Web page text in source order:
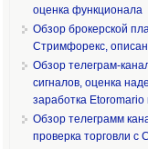
оценка функционала
Обзор брокерской
Стримфорекс,
Обзор телеграм-
сигналов, оценка
заработка Etoromario
Обзор телеграмм
проверка торговли с